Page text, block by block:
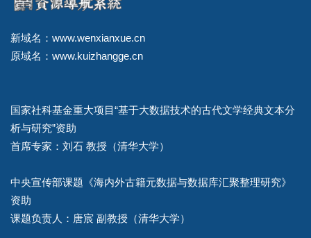
新域名：www.wenxianxue.cn
原域名：www.kuizhangge.cn
国家社科基金重大项目“基于大数据技术的古代文学经典文本分
析与研究”资助
首席专家：刘石 教授（清华大学）
中央宣传部课题《海内外古籍元数据与数据库汇聚整理研究》
资助
课题负责人：唐宸 副教授（清华大学）